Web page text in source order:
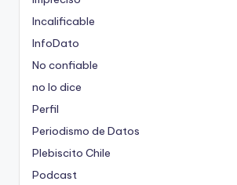
Incalificable
InfoDato
No confiable
no lo dice
Perfil
Periodismo de Datos
Plebiscito Chile
Podcast